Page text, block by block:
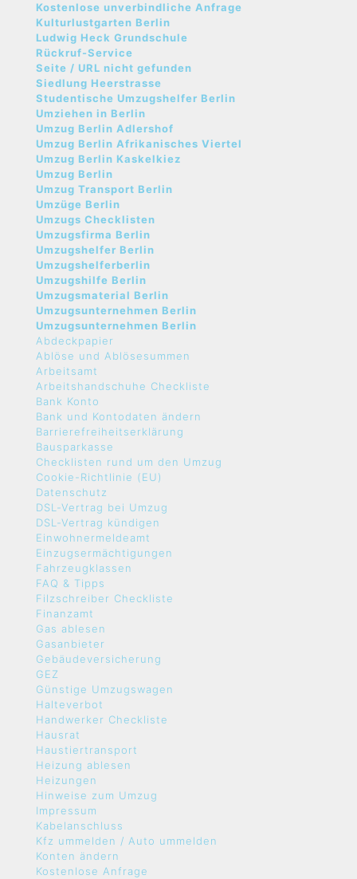
Kostenlose unverbindliche Anfrage
Kulturlustgarten Berlin
Ludwig Heck Grundschule
Rückruf-Service
Seite / URL nicht gefunden
Siedlung Heerstrasse
Studentische Umzugshelfer Berlin
Umziehen in Berlin
Umzug Berlin Adlershof
Umzug Berlin Afrikanisches Viertel
Umzug Berlin Kaskelkiez
Umzug Berlin
Umzug Transport Berlin
Umzüge Berlin
Umzugs Checklisten
Umzugsfirma Berlin
Umzugshelfer Berlin
Umzugshelferberlin
Umzugshilfe Berlin
Umzugsmaterial Berlin
Umzugsunternehmen Berlin
Umzugsunternehmen Berlin
Abdeckpapier
Ablöse und Ablösesummen
Arbeitsamt
Arbeitshandschuhe Checkliste
Bank Konto
Bank und Kontodaten ändern
Barrierefreiheitserklärung
Bausparkasse
Checklisten rund um den Umzug
Cookie-Richtlinie (EU)
Datenschutz
DSL-Vertrag bei Umzug
DSL-Vertrag kündigen
Einwohnermeldeamt
Einzugsermächtigungen
Fahrzeugklassen
FAQ & Tipps
Filzschreiber Checkliste
Finanzamt
Gas ablesen
Gasanbieter
Gebäudeversicherung
GEZ
Günstige Umzugswagen
Halteverbot
Handwerker Checkliste
Hausrat
Haustiertransport
Heizung ablesen
Heizungen
Hinweise zum Umzug
Impressum
Kabelanschluss
Kfz ummelden / Auto ummelden
Konten ändern
Kostenlose Anfrage